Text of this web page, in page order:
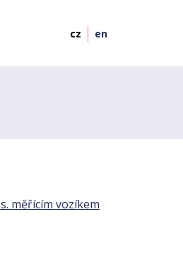
cz en
měřícím vozíkem